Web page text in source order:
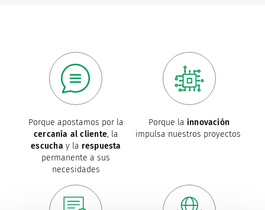
Porque apostamos por la
cercanía al cliente, la
escucha y la respuesta
permanente a sus
necesidades
Porque la innovación
impulsa nuestros proyectos